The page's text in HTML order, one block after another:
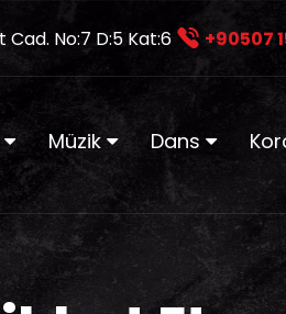
No:7 D:5 Kat:6 +90507
Müzik Dans